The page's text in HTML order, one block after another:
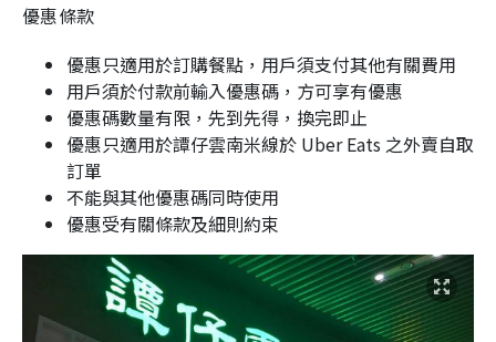
優惠條款
優惠只適用於訂購餐點，用戶須支付其他有關費用
用戶須於付款前輸入優惠碼，方可享有優惠
優惠碼數量有限，先到先得，換完即止
優惠只適用於譚仔雲南米線於 Uber Eats 之外賣自取
訂單
不能與其他優惠碼同時使用
優惠受有關條款及細則約束